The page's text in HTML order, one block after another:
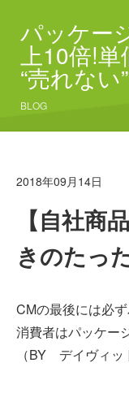
パッケー
上10倍!単
“売れない
BLOG
2018年09月14日
【自社商
きのたっ
CMの最後には必
消費者はパッケー
（BY デイヴィッ